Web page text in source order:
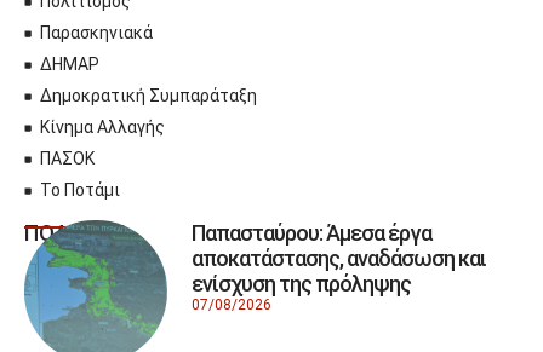
Παρασκηνιακά
ΔΗΜΑΡ
Δημοκρατική Συμπαράταξη
Κίνημα Αλλαγής
ΠΑΣΟΚ
Το Ποτάμι
ΠΟΛΙΤΙΚΗ
Παπασταύρου: Άμεσα έργα
αποκατάστασης, αναδάσωση και
ενίσχυση της πρόληψης
07/08/2026